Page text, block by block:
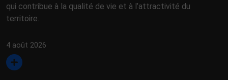
qui contribue à la qualité de vie et à l’attractivité du
territoire.
4 août 2026